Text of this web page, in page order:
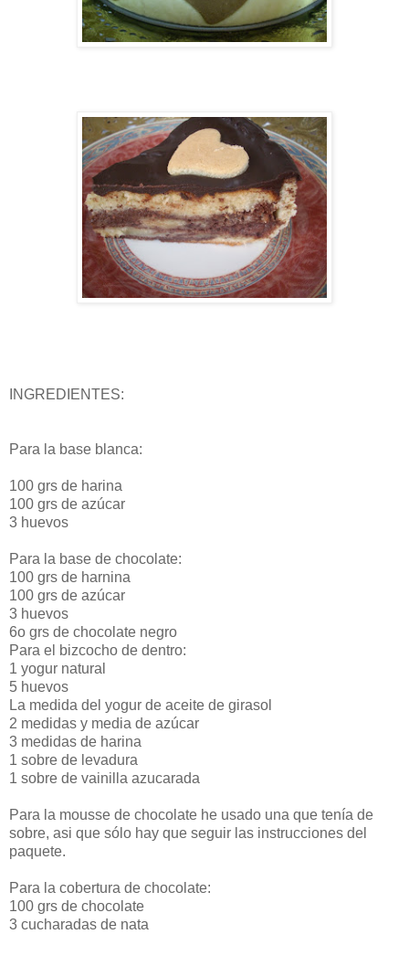
INGREDIENTES:
Para la base blanca:
100 grs de harina
100 grs de azúcar
3 huevos
Para la base de chocolate:
100 grs de harnina
100 grs de azúcar
3 huevos
6o grs de chocolate negro
Para el bizcocho de dentro:
1 yogur natural
5 huevos
La medida del yogur de aceite de girasol
2 medidas y media de azúcar
3 medidas de harina
1 sobre de levadura
1 sobre de vainilla azucarada
Para la mousse de chocolate he usado una que tenía de
sobre, asi que sólo hay que seguir las instrucciones del
paquete.
Para la cobertura de chocolate:
100 grs de chocolate
3 cucharadas de nata